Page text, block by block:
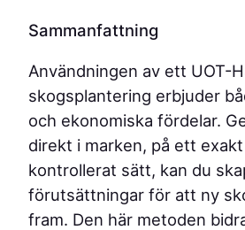
Sammanfattning
Användningen av ett UOT-
skogsplantering erbjuder
och ekonomiska fördelar.
direkt i marken, på ett
kontrollerat sätt, kan du
förutsättningar för att ny
fram. Den här metoden